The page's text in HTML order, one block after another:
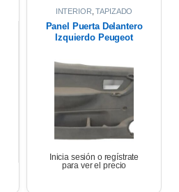
INTERIOR ,TAPIZADO
Panel Puerta Delantero
Izquierdo Peugeot
Inicia sesión o regístrate
para ver el precio